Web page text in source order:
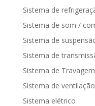
Sistema de
Sistema de som /
Sistema de
Sistema de
Sistema de Travagem
Sistema de ventilação
Sistema elétrico